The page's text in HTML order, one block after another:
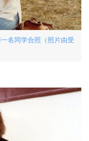
名同学合照（照片由受